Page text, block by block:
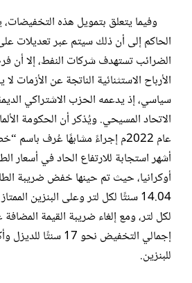
وفيما يتعلق بتمويل هذه التخفيضات،
الحاكم إلى أن ذلك سيتم عبر تعديلات
الضرائب تستهدف شركات النفط، إلا
الأرباح الاستثنائية الناتجة عن الأزمات
سياسي، إذ يدعمه الحزب الاشتراكي
الاتحاد المسيحي. ويُذكر أن الحكومة
عام 2022م إجراءً مشابهًا عُرف
أشهر استجابة للارتفاع الحاد في أسعار
أوكرانيا، حيث تم حينها خفض ضريبة
لكل لتر، ومع إلغاء ضريبة القيمة المضافة
للبنزين.